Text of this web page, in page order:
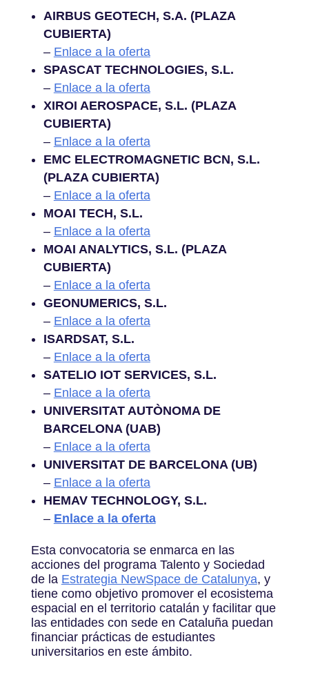
AIRBUS GEOTECH, S.A. (PLAZA
CUBIERTA)
– Enlace a la oferta
SPASCAT TECHNOLOGIES, S.L.
– Enlace a la oferta
XIROI AEROSPACE, S.L. (PLAZA
CUBIERTA)
– Enlace a la oferta
EMC ELECTROMAGNETIC BCN, S.L.
(PLAZA CUBIERTA)
– Enlace a la oferta
MOAI TECH, S.L.
– Enlace a la oferta
MOAI ANALYTICS, S.L. (PLAZA
CUBIERTA)
– Enlace a la oferta
GEONUMERICS, S.L.
– Enlace a la oferta
ISARDSAT, S.L.
– Enlace a la oferta
SATELIO IOT SERVICES, S.L.
– Enlace a la oferta
UNIVERSITAT AUTÒNOMA DE
BARCELONA (UAB)
– Enlace a la oferta
UNIVERSITAT DE BARCELONA (UB)
– Enlace a la oferta
HEMAV TECHNOLOGY, S.L.
– Enlace a la oferta
Esta convocatoria se enmarca en las
acciones del programa Talento y Sociedad
de la Estrategia NewSpace de Catalunya, y
tiene como objetivo promover el ecosistema
espacial en el territorio catalán y facilitar que
las entidades con sede en Cataluña puedan
financiar prácticas de estudiantes
universitarios en este ámbito.